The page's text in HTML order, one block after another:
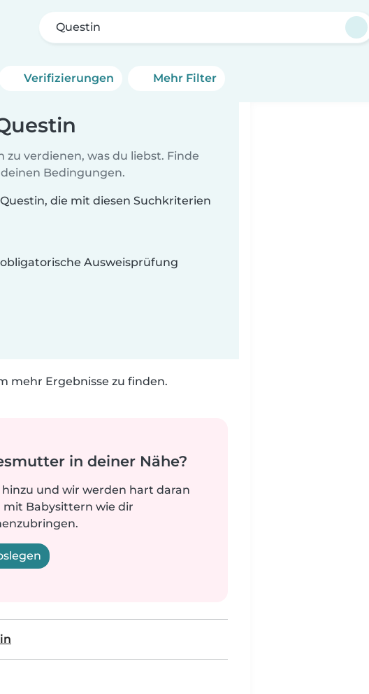
Questin
Verifizierungen Mehr Filter
verdienen, was du liebst. Finde
Bedingungen.
die mit diesen Suchkriterien
Ausweisprüfung
mehr Ergebnisse zu finden.
in deiner Nähe?
und wir werden hart daran
mit Babysittern wie dir